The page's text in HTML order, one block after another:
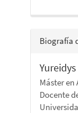
Biografía
Máster
Docente